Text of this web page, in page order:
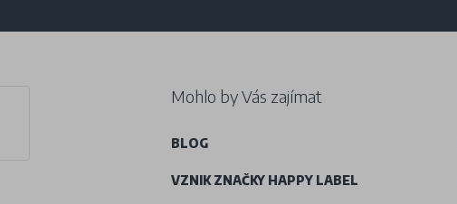
Mohlo by Vás zajímat
BLOG
VZNIK ZNAČKY HAPPY LABEL